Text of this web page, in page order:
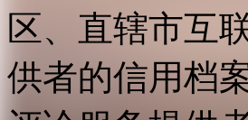
区、直辖市互
供者的信用档